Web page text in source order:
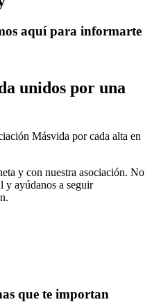
aquí para informarte
unidos por una
Másvida por cada alta en
y con nuestra asociación. No
y ayúdanos a seguir
que te importan